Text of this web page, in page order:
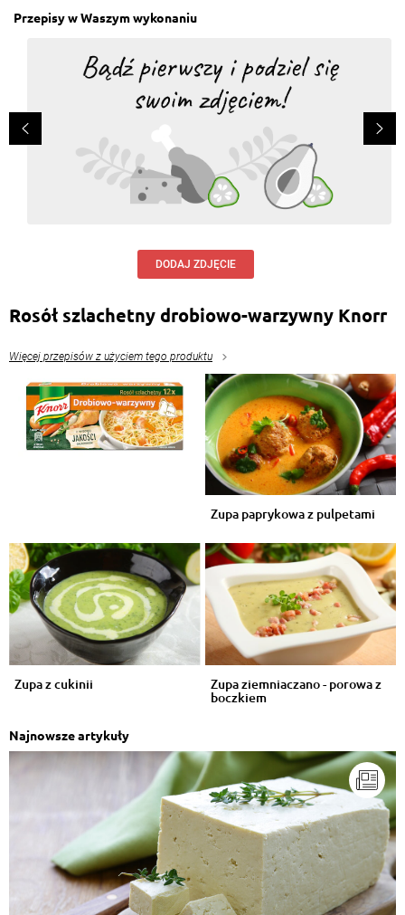
Przepisy w Waszym wykonaniu
DODAJ ZDJĘCIE
Rosół szlachetny drobiowo-warzywny Knorr
Więcej przepisów z użyciem tego produktu
Zupa paprykowa z pulpetami
Zupa z cukinii Zupa ziemniaczano - porowa z
boczkiem
Najnowsze artykuły